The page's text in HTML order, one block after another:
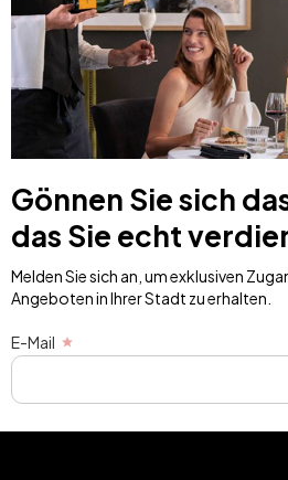
Gönnen Sie sich
das Sie echt
Melden Sie sich an, um exklusiven
Angeboten in Ihrer Stadt zu erhalten.
E-Mail